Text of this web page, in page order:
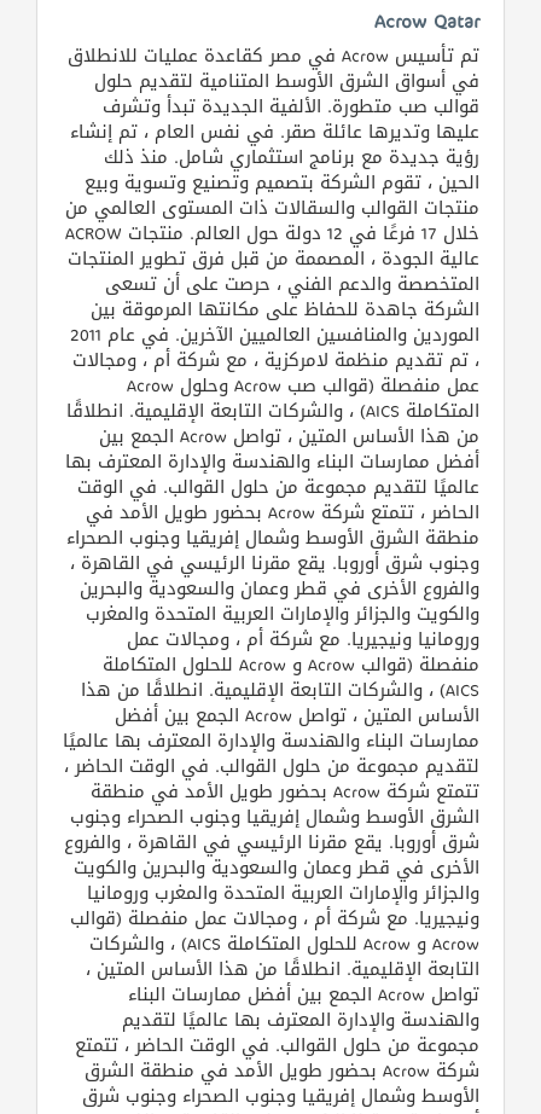
POWERED
QHOST
Acrow Qatar
تم تأسيس Acrow في مصر كقاعدة عمليات للانطلاق
في أسواق الشرق الأوسط المتنامية لتقديم حلول
قوالب صب متطورة. الألفية الجديدة تبدأ وتشرف
عليها وتديرها عائلة صقر. في نفس العام ، تم إنشاء
رؤية جديدة مع برنامج استثماري شامل. منذ ذلك
الحين ، تقوم الشركة بتصميم وتصنيع وتسوية وبيع
منتجات القوالب والسقالات ذات المستوى العالمي من
خلال 17 فرعًا في 12 دولة حول العالم. منتجات ACROW
عالية الجودة ، المصممة من قبل فرق تطوير المنتجات
المتخصصة والدعم الفني ، حرصت على أن تسعى
الشركة جاهدة للحفاظ على مكانتها المرموقة بين
الموردين والمنافسين العالميين الآخرين. في عام 2011
، تم تقديم منظمة لامركزية ، مع شركة أم ، ومجالات
عمل منفصلة (قوالب صب Acrow وحلول Acrow
المتكاملة AICS) ، والشركات التابعة الإقليمية. انطلاقًا
من هذا الأساس المتين ، تواصل Acrow الجمع بين
أفضل ممارسات البناء والهندسة والإدارة المعترف بها
عالميًا لتقديم مجموعة من حلول القوالب. في الوقت
الحاضر ، تتمتع شركة Acrow بحضور طويل الأمد في
منطقة الشرق الأوسط وشمال إفريقيا وجنوب الصحراء
وجنوب شرق أوروبا. يقع مقرنا الرئيسي في القاهرة ،
والفروع الأخرى في قطر وعمان والسعودية والبحرين
والكويت والجزائر والإمارات العربية المتحدة والمغرب
ورومانيا ونيجيريا. مع شركة أم ، ومجالات عمل
منفصلة (قوالب Acrow و Acrow للحلول المتكاملة
AICS) ، والشركات التابعة الإقليمية. انطلاقًا من هذا
الأساس المتين ، تواصل Acrow الجمع بين أفضل
ممارسات البناء والهندسة والإدارة المعترف بها عالميًا
لتقديم مجموعة من حلول القوالب. في الوقت الحاضر ،
تتمتع شركة Acrow بحضور طويل الأمد في منطقة
الشرق الأوسط وشمال إفريقيا وجنوب الصحراء وجنوب
شرق أوروبا. يقع مقرنا الرئيسي في القاهرة ، والفروع
الأخرى في قطر وعمان والسعودية والبحرين والكويت
والجزائر والإمارات العربية المتحدة والمغرب ورومانيا
ونيجيريا. مع شركة أم ، ومجالات عمل منفصلة (قوالب
Acrow و Acrow للحلول المتكاملة AICS) ، والشركات
التابعة الإقليمية. انطلاقًا من هذا الأساس المتين ،
تواصل Acrow الجمع بين أفضل ممارسات البناء
والهندسة والإدارة المعترف بها عالميًا لتقديم
مجموعة من حلول القوالب. في الوقت الحاضر ، تتمتع
شركة Acrow بحضور طويل الأمد في منطقة الشرق
الأوسط وشمال إفريقيا وجنوب الصحراء وجنوب شرق